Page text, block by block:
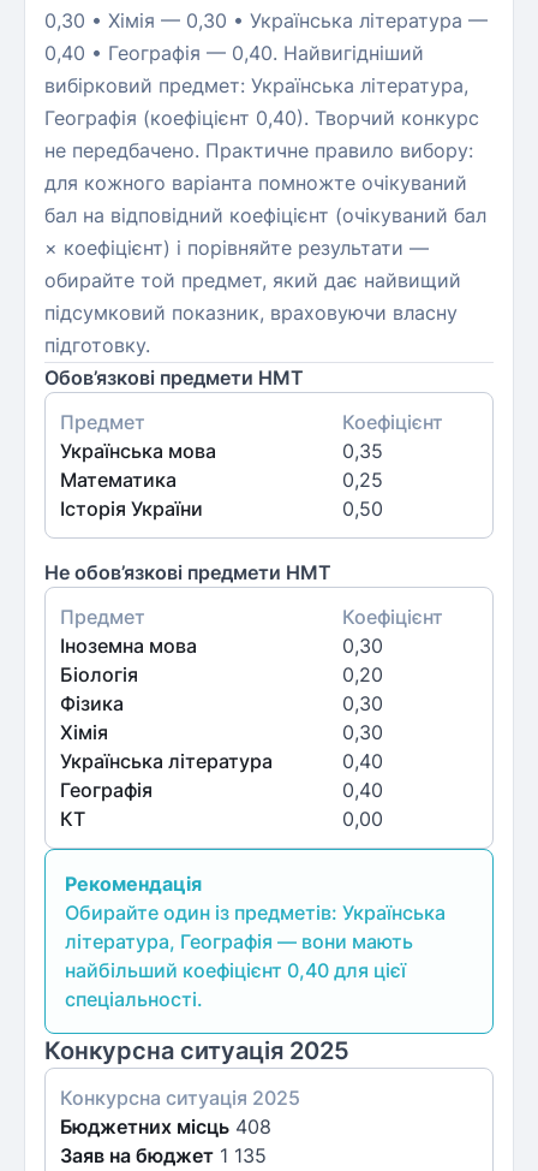
0,30 • Хімія — 0,30 • Українська література —
0,40 • Географія — 0,40. Найвигідніший
вибірковий предмет: Українська література,
Географія (коефіцієнт 0,40). Творчий конкурс
не передбачено. Практичне правило вибору:
для кожного варіанта помножте очікуваний
бал на відповідний коефіцієнт (очікуваний бал
× коефіцієнт) і порівняйте результати —
обирайте той предмет, який дає найвищий
підсумковий показник, враховуючи власну
підготовку.
Обов’язкові предмети НМТ
Предмет
Коефіцієнт
Українська мова
0,35
Математика
0,25
Історія України
0,50
Не обов’язкові предмети НМТ
Предмет
Коефіцієнт
Іноземна мова
0,30
Біологія
0,20
Фізика
0,30
Хімія
0,30
Українська література
0,40
Географія
0,40
КТ
0,00
Рекомендація
Обирайте один із предметів: Українська
література, Географія — вони мають
найбільший коефіцієнт 0,40 для цієї
спеціальності.
Конкурсна ситуація 2025
Конкурсна ситуація 2025
Бюджетних місць 408
Заяв на бюджет 1 135